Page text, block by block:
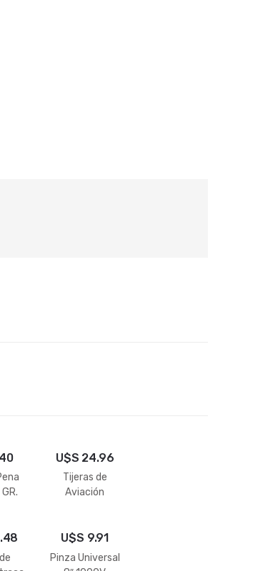
U$S 24.96
Tijeras de
Aviación
Recta 10″
U$S 9.91
Pinza Universal